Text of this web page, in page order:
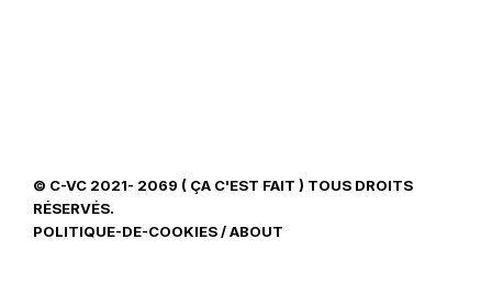
© C-VC 2021- 2069 ( ÇA C'EST FAIT ) TOUS DROITS
RÉSERVÉS.
POLITIQUE-DE-COOKIES/ABOUT